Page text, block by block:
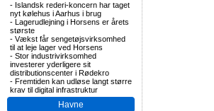
- Islandsk rederi-koncern har taget
nyt kølehus i Aarhus i brug
- Lagerudlejning i Horsens er årets
største
- Vækst får sengetøjsvirksomhed
til at leje lager ved Horsens
- Stor industrivirksomhed
investerer yderligere sit
distributionscenter i Rødekro
- Fremtiden kan udløse langt større
krav til digital infrastruktur
Havne